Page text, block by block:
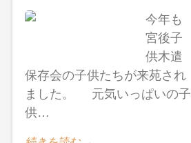
今年も
宮後子
供木遣
保存会の子供たちが来苑され
ました。 元気いっぱいの子
供…